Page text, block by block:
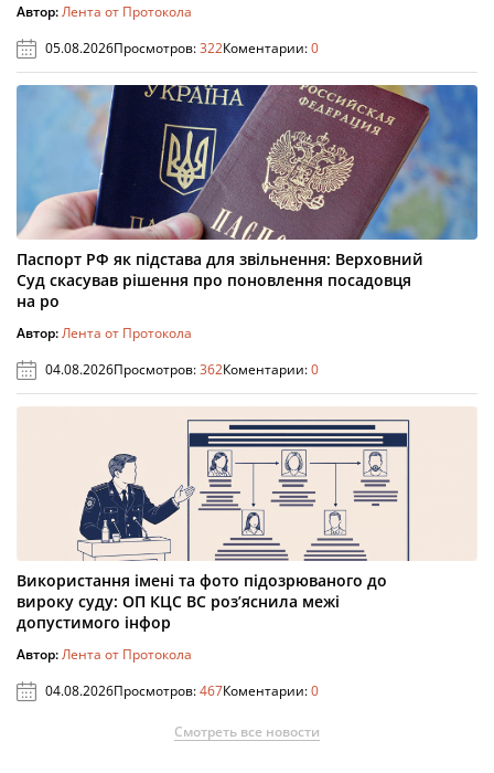
Автор:Лента от Протокола
05.08.2026Просмотров:322Коментарии:0
Паспорт РФ як підстава для звільнення: Верховний
Суд скасував рішення про поновлення посадовця
на ро
Автор:Лента от Протокола
04.08.2026Просмотров:362Коментарии:0
Використання імені та фото підозрюваного до
вироку суду: ОП КЦС ВС роз’яснила межі
допустимого інфор
Автор:Лента от Протокола
04.08.2026Просмотров:467Коментарии:0
Смотреть все новости